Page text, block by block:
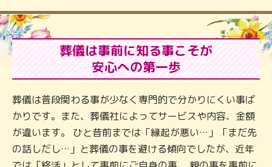
葬儀は事前に知る事こそが
安心への第一歩
葬儀は普段関わる事が少なく専門的で分かりにくい事ば
かりです。また、葬儀社によってサービスや内容、金額
が違います。 ひと昔前までは「縁起が悪い…」「まだ先
の話しだし…」と葬儀の事を避ける傾向でしたが、近年